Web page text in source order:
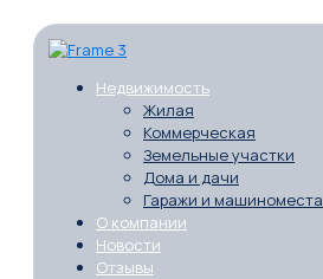
Недвижимость
Жилая
Коммерческая
Земельные участки
Дома и дачи
Гаражи и машиноместа
О компании
Новости
Отзывы